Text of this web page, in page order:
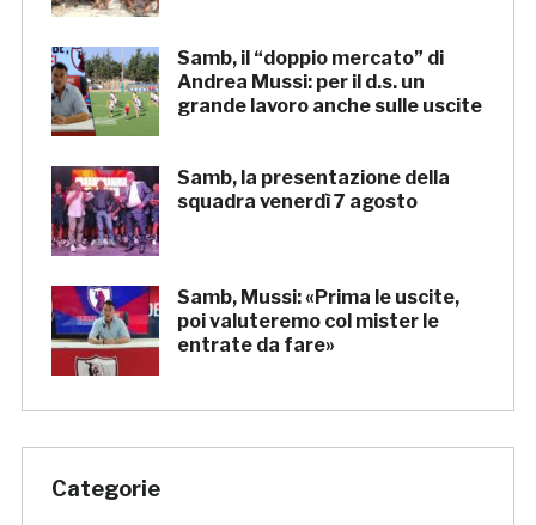
Samb, il “doppio mercato” di
Andrea Mussi: per il d.s. un
grande lavoro anche sulle uscite
Samb, la presentazione della
squadra venerdì 7 agosto
Samb, Mussi: «Prima le uscite,
poi valuteremo col mister le
entrate da fare»
Categorie